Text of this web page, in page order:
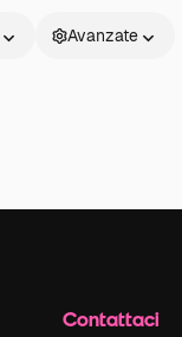
Avanzate
Contattaci